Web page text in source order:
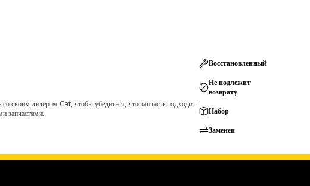
своим дилером Cat, чтобы убедиться, что запчасть подходит
запчастями.
Восстановленный
Не подлежит
возврату
Набор
Заменен